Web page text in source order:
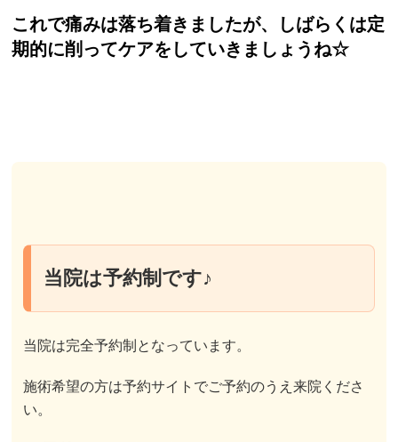
これで痛みは落ち着きましたが、しばらくは定
期的に削ってケアをしていきましょうね☆
当院は予約制です♪
当院は完全予約制となっています。
施術希望の方は予約サイトでご予約のうえ来院くださ
い。